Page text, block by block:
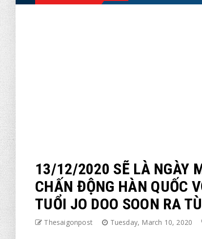
13/12/2020 SẼ LÀ NGÀY
CHẤN ĐỘNG HÀN QUỐC
TUỔI JO DOO SOON RA
Thesaigonpost Tuesday, March 10, 2020